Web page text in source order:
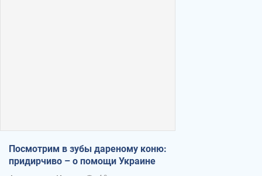
Посмотрим в зубы дареному коню:
придирчиво – о помощи Украине